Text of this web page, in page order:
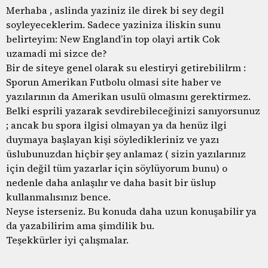
Merhaba , aslinda yaziniz ile direk bi sey degil
soyleyeceklerim. Sadece yaziniza iliskin sunu
belirteyim: New England’in top olayi artik Cok
uzamadi mi sizce de?
Bir de siteye genel olarak su elestiryi getirebililrm :
Sporun Amerikan Futbolu olmasi site haber ve
yazılarının da Amerikan usulü olmasını gerektirmez.
Belki esprili yazarak sevdirebileceğinizi sanıyorsunuz
; ancak bu spora ilgisi olmayan ya da henüz ilgi
duymaya başlayan kişi söyledikleriniz ve yazı
üslubunuzdan hiçbir şey anlamaz ( sizin yazılarınız
için değil tüm yazarlar için söylüyorum bunu) o
nedenle daha anlaşılır ve daha basit bir üslup
kullanmalısınız bence.
Neyse isterseniz. Bu konuda daha uzun konuşabilir ya
da yazabilirim ama şimdilik bu.
Teşekkürler iyi çalışmalar.